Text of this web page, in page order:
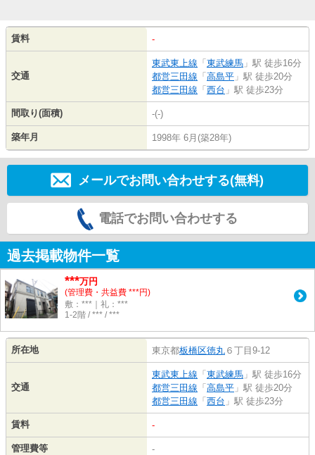
賃料 -
交通
東武東上線 「 東武練馬 」駅 徒歩16分
都営三田線 「 高島平 」駅 徒歩20分
都営三田線 「 西台 」駅 徒歩23分
間取り(面積) -(-)
築年月 1998年 6月(築28年)
メールでお問い合わせする(無料)
電話でお問い合わせする
過去掲載物件一覧
***万円
(管理費・共益費 ***円)
敷：***｜礼：***
1-2階 / *** / ***
所在地 東京都板橋区徳丸 ６丁目9-12
交通
東武東上線 「 東武練馬 」駅 徒歩16分
都営三田線 「 高島平 」駅 徒歩20分
都営三田線 「 西台 」駅 徒歩23分
賃料 -
管理費等 -